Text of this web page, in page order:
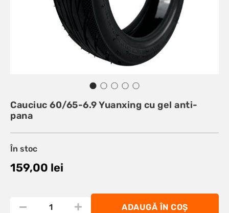
Cauciuc 60/65-6.9 Yuanxing cu gel anti-
pana
În stoc
159,00 lei
ADAUGĂ ÎN COȘ